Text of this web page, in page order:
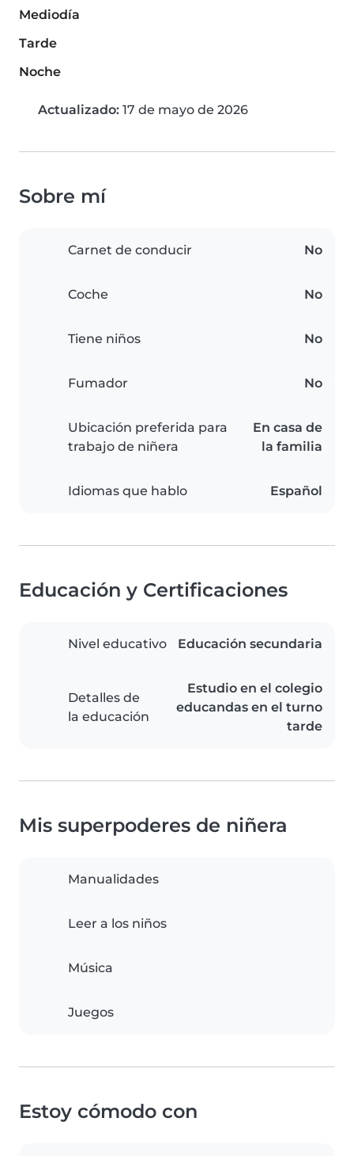
Mediodía
Tarde
Noche
Actualizado: 17 de mayo de 2026
Sobre mí
Carnet de conducir No
Coche No
Tiene niños No
Fumador No
Ubicación preferida para
trabajo de niñera
En casa de
la familia
Idiomas que hablo Español
Educación y Certificaciones
Nivel educativo Educación secundaria
Detalles de
la educación
Estudio en el colegio
educandas en el turno
tarde
Mis superpoderes de niñera
Manualidades
Leer a los niños
Música
Juegos
Estoy cómodo con